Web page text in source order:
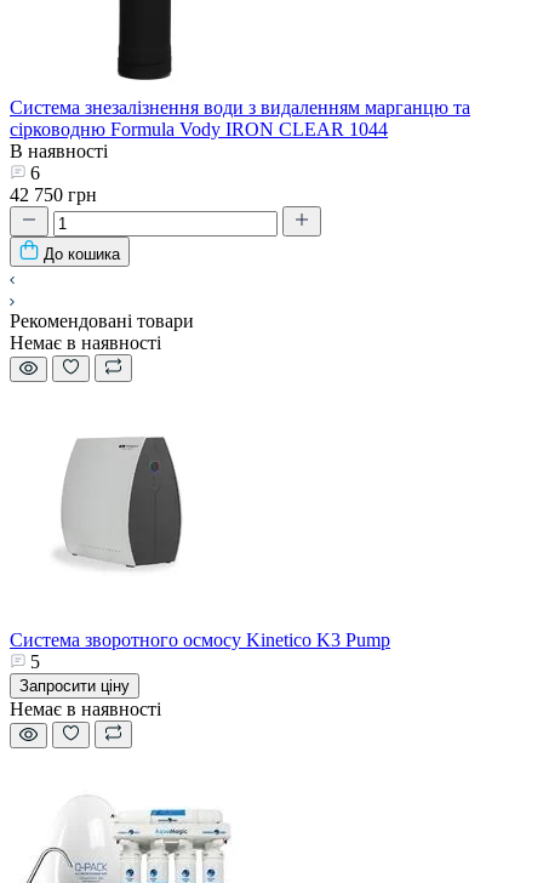
Система знезалізнення води з видаленням марганцю та
сірководню Formula Vody IRON CLEAR 1044
В наявності
6
42 750 грн
До кошика
Рекомендовані товари
Немає в наявності
Система зворотного осмосу Kinetico K3 Pump
5
Запросити ціну
Немає в наявності